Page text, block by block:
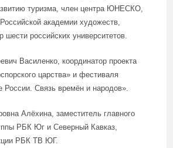
туризма, член центра ЮНЕСКО,
академии художеств,
шести российских университетов.
Василенко, координатор проекта
царства» и фестиваля
России. Связь времён и народов».
Алёхина, заместитель главного
РБК Юг и Северный Кавказ,
РБК ТВ ЮГ.